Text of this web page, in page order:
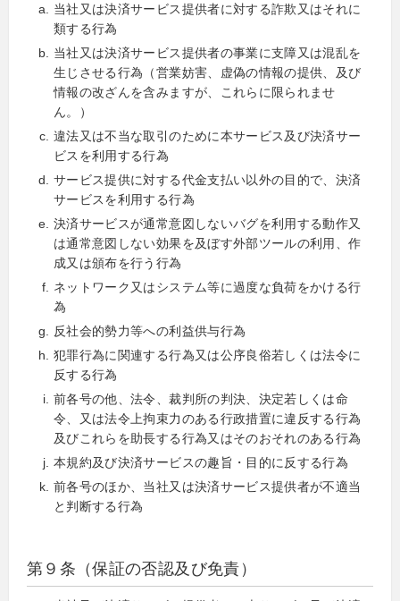
当社又は決済サービス提供者に対する詐欺又はそれに
類する行為
当社又は決済サービス提供者の事業に支障又は混乱を
生じさせる行為（営業妨害、虚偽の情報の提供、及び
情報の改ざんを含みますが、これらに限られませ
ん。）
違法又は不当な取引のために本サービス及び決済サー
ビスを利用する行為
サービス提供に対する代金支払い以外の目的で、決済
サービスを利用する行為
決済サービスが通常意図しないバグを利用する動作又
は通常意図しない効果を及ぼす外部ツールの利用、作
成又は頒布を行う行為
ネットワーク又はシステム等に過度な負荷をかける行
為
反社会的勢力等への利益供与行為
犯罪行為に関連する行為又は公序良俗若しくは法令に
反する行為
前各号の他、法令、裁判所の判決、決定若しくは命
令、又は法令上拘束力のある行政措置に違反する行為
及びこれらを助長する行為又はそのおそれのある行為
本規約及び決済サービスの趣旨・目的に反する行為
前各号のほか、当社又は決済サービス提供者が不適当
と判断する行為
第９条（保証の否認及び免責）